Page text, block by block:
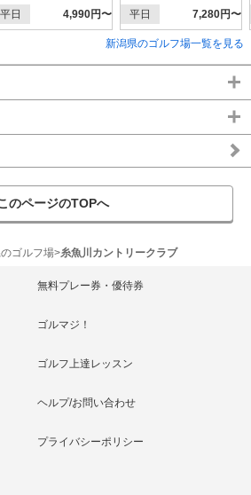
C
平日 4,990円〜
平日
7,280円〜
新潟県のゴルフ場一覧を見る
のページのTOPへ
ゴルフ場 糸魚川カントリークラブ
無料プレー券・優待券
ゴルマジ！
ゴルフ上達レッスン
ヘルプ/お問い合わせ
プライバシーポリシー